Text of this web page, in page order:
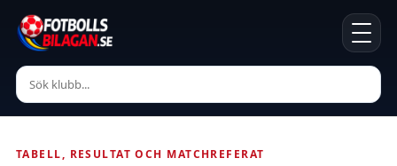
TABELL, RESULTAT OCH MATCHREFERAT